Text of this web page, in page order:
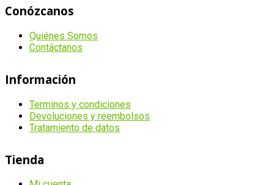
Conózcanos
Quiénes Somos
Contáctanos
Información
Terminos y condiciones
Devoluciones y reembolsos
Tratamiento de datos
Tienda